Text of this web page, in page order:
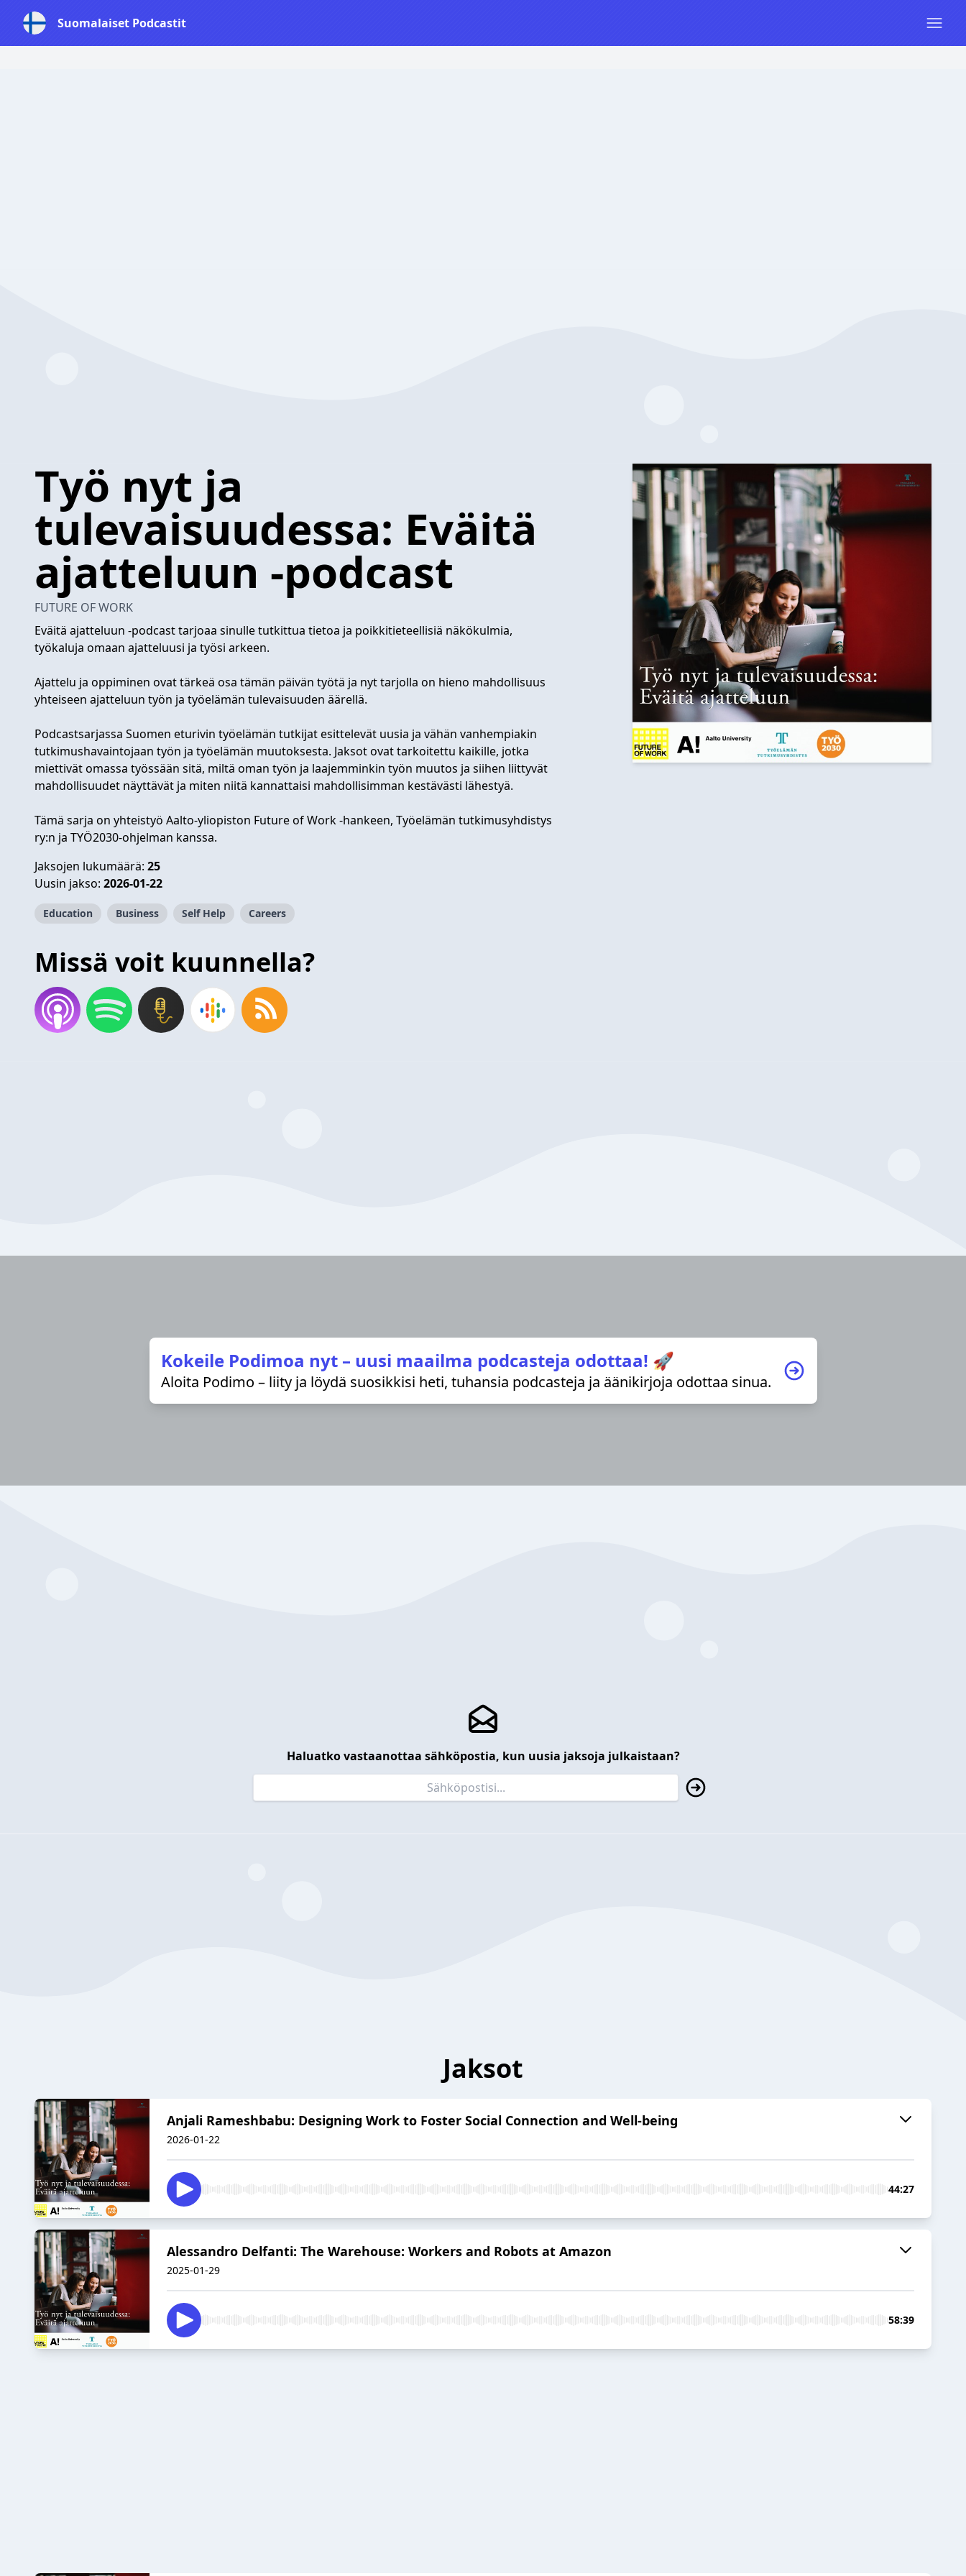
Suomalaiset Podcastit
Työ nyt ja
tulevaisuudessa: Eväitä
ajatteluun -podcast
FUTURE OF WORK
Eväitä ajatteluun -podcast tarjoaa sinulle tutkittua tietoa ja poikkitieteellisiä näkökulmia,
työkaluja omaan ajatteluusi ja työsi arkeen.
Ajattelu ja oppiminen ovat tärkeä osa tämän päivän työtä ja nyt tarjolla on hieno mahdollisuus
yhteiseen ajatteluun työn ja työelämän tulevaisuuden äärellä.
Podcastsarjassa Suomen eturivin työelämän tutkijat esittelevät uusia ja vähän vanhempiakin
tutkimushavaintojaan työn ja työelämän muutoksesta. Jaksot ovat tarkoitettu kaikille, jotka
miettivät omassa työssään sitä, miltä oman työn ja laajemminkin työn muutos ja siihen liittyvät
mahdollisuudet näyttävät ja miten niitä kannattaisi mahdollisimman kestävästi lähestyä.
Tämä sarja on yhteistyö Aalto-yliopiston Future of Work -hankeen, Työelämän tutkimusyhdistys
ry:n ja TYÖ2030-ohjelman kanssa.
Jaksojen lukumäärä: 25
Uusin jakso: 2026-01-22
Education Business Self Help Careers
Missä voit kuunnella?
Kokeile Podimoa nyt – uusi maailma podcasteja odottaa! 🚀
Aloita Podimo – liity ja löydä suosikkisi heti, tuhansia podcasteja ja äänikirjoja odottaa sinua.
Haluatko vastaanottaa sähköpostia, kun uusia jaksoja julkaistaan?
Jaksot
Anjali Rameshbabu: Designing Work to Foster Social Connection and Well-being
2026-01-22
44:27
Alessandro Delfanti: The Warehouse: Workers and Robots at Amazon
2025-01-29
58:39